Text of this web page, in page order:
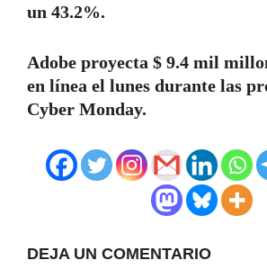
un 43.2%.
Adobe proyecta $ 9.4 mil
en línea el lunes durante las
Cyber Monday.
DEJA UN COMENTARIO